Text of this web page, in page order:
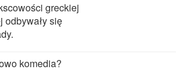
greckiej
odbywały się
komedia?